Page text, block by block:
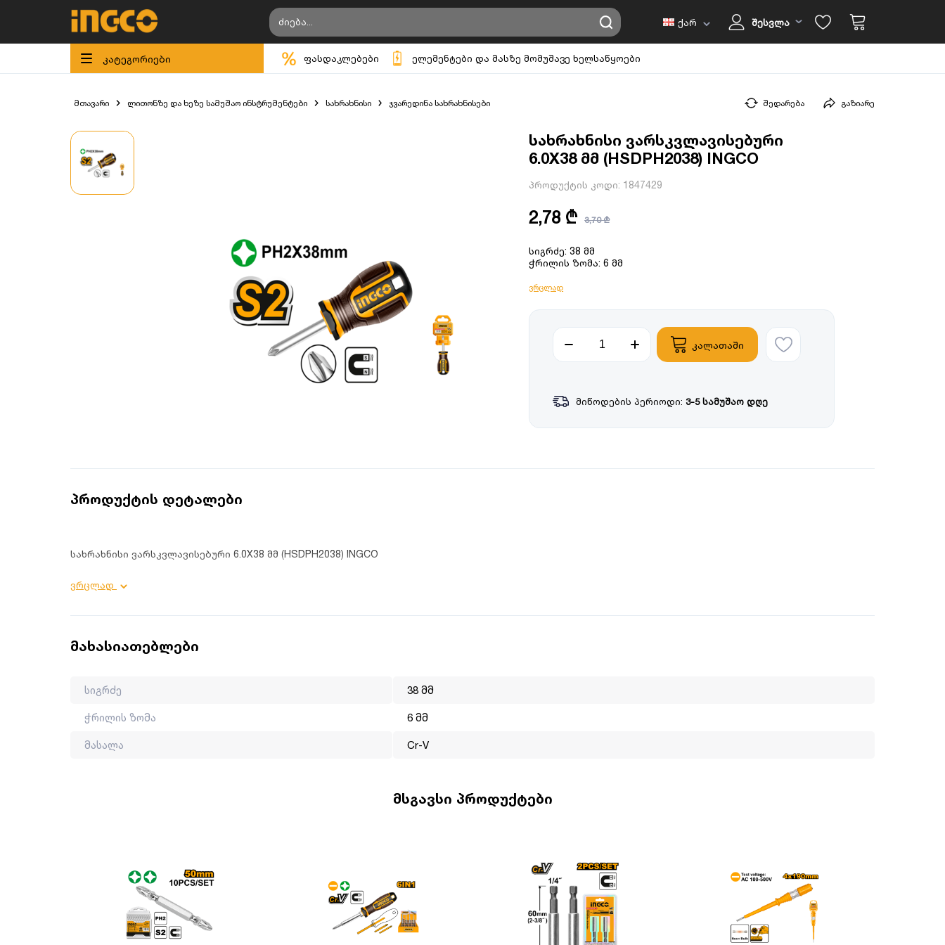
ქარ შესვლა
კატეგორიები ფასდაკლებები ელემენტები და მასზე მომუშავე ხელსაწყოები
მთავარი ლითონზე და ხეზე სამუშაო ინსტრუმენტები სახრახნისი ჯვარედინა სახრახნისები შედარება გაზიარე
სახრახნისი ვარსკვლავისებური
6.0X38 მმ (HSDPH2038) INGCO
პროდუქტის კოდი: 1847429
2,78 ₾ 3,70 ₾
სიგრძე: 38 მმ
ჭრილის ზომა: 6 მმ
ვრცლად
კალათაში
მიწოდების პერიოდი: 3-5 სამუშაო დღე
პროდუქტის დეტალები
სახრახნისი ვარსკვლავისებური 6.0X38 მმ (HSDPH2038) INGCO
პროდუქტის დეტალები:
ჭრილის ზომა: 6 მმ
პროფესიონალური ხელსაწყოები ყველასთვის ხელმისაწვდომი. INGCO-ს პროდუქცია არის ტექნიკურად,
მიაჩნია, რომ ყველაზე მნიშვნელოვანია დეტალები, სწორედ ეს დეტალები ეხმარება ბრენდს გახდეს ლიდერი
ვრცლად
მახასიათებლები
სიგრძე 38 მმ
ჭრილის ზომა 6 მმ
მასალა Cr-V
მსგავსი პროდუქტები